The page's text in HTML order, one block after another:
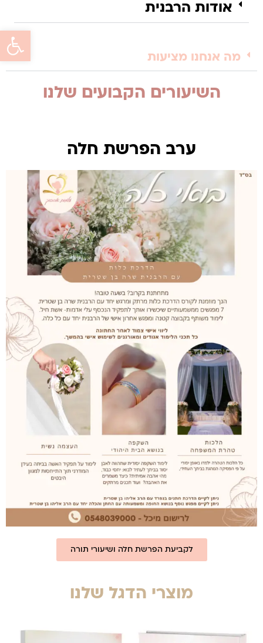
אודות הרבנית
מה אנחנו מציעות
השיעורים הקבועים שלנו
ערב הפרשת חלה
לקביעת הפרשת חלה ושיעורי תורה
מוצרי הדגל שלנו
פתח